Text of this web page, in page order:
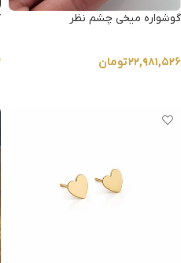
گوشواره میخی چشم نظر
۲۲,۹۸۱,۵۲۶تومان